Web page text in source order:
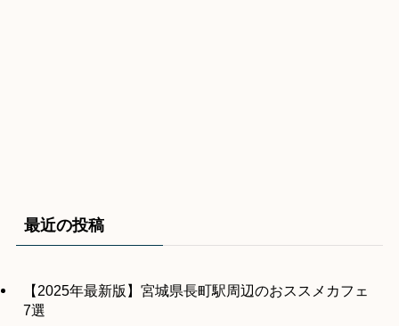
最近の投稿
【2025年最新版】宮城県長町駅周辺のおススメカフェ
7選